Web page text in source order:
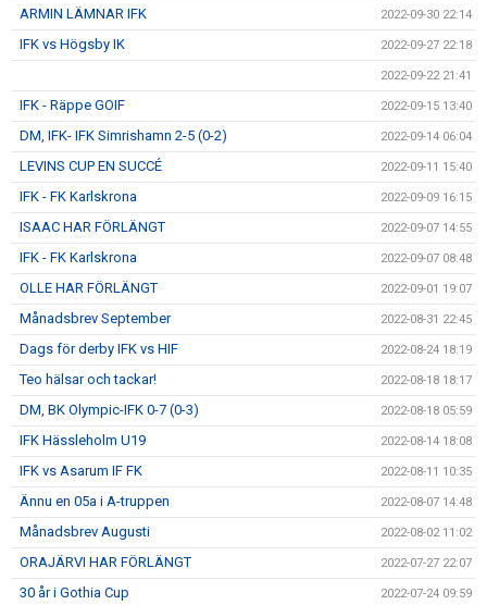
ARMIN LÄMNAR IFK 2022-09-30 22:14
IFK vs Högsby IK 2022-09-27 22:18
2022-09-22 21:41
IFK - Räppe GOIF 2022-09-15 13:40
DM, IFK- IFK Simrishamn 2-5 (0-2) 2022-09-14 06:04
LEVINS CUP EN SUCCÉ 2022-09-11 15:40
IFK - FK Karlskrona 2022-09-09 16:15
ISAAC HAR FÖRLÄNGT 2022-09-07 14:55
IFK - FK Karlskrona 2022-09-07 08:48
OLLE HAR FÖRLÄNGT 2022-09-01 19:07
Månadsbrev September 2022-08-31 22:45
Dags för derby IFK vs HIF 2022-08-24 18:19
Teo hälsar och tackar! 2022-08-18 18:17
DM, BK Olympic-IFK 0-7 (0-3) 2022-08-18 05:59
IFK Hässleholm U19 2022-08-14 18:08
IFK vs Asarum IF FK 2022-08-11 10:35
Ännu en 05a i A-truppen 2022-08-07 14:48
Månadsbrev Augusti 2022-08-02 11:02
ORAJÄRVI HAR FÖRLÄNGT 2022-07-27 22:07
30 år i Gothia Cup 2022-07-24 09:59